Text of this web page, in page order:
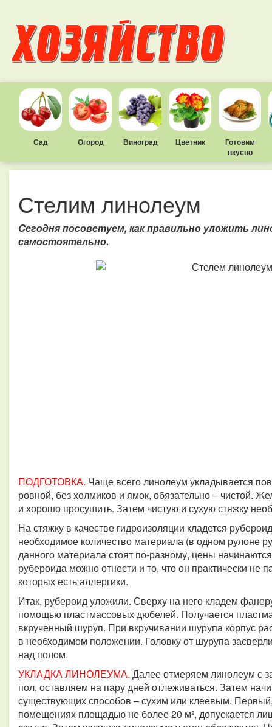
Сад Огород Виноград Цветник
Готовим
вкусно
Стелим линолеум
Cегодня посоветуем, как правильно уложить
самостоятельно.
ПОДГОТОВКА. Чаще всего линолеум укладывается
ровной, без холмиков и ямок, обязательно – чистой.
и хорошо просушить. Затем чистую и сухую стяжку
На стяжку в качестве гидроизоляции кладется
необходимое количество материала (в одном рулоне
данного материала стоят по-разному, цены
рубероида можно отнести и то, что он практически не
которых есть аллергики.
Итак, рубероид уложили. Сверху на него кладем
помощью пластмассовых дюбелей. Получается
вкрученный шуруп. При вкручивании шурупа корпус
в необходимом положении. Головку от шурупа
над полом.
УКЛАДКА ЛИНОЛЕУМА. Далее отмеряем линолеум с
пол, оставляем на пару дней отлеживаться. Затем
существующих способов – сухим или клеевым.
помещениях площадью не более 20 м², допускается